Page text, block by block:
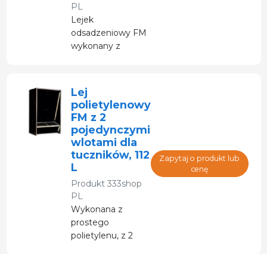
PL
Lejek
odsadzeniowy FM
wykonany z
Lej
polietylenowy
FM z 2
pojedynczymi
wlotami dla
tuczników, 112
L
Produkt 333shop
PL
Wykonana z
prostego
polietylenu, z 2
Zapytaj o produkt lub
cenę